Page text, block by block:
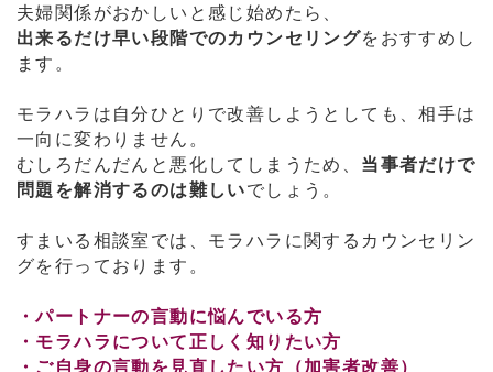
夫婦関係がおかしいと感じ始めたら、
出来るだけ早い段階でのカウンセリングをおすすめし
ます。
モラハラは自分ひとりで改善しようとしても、相手は
一向に変わりません。
むしろだんだんと悪化してしまうため、 当事者だけで
問題を解消するのは難しいでしょう。
すまいる相談室では、モラハラに関するカウンセリン
グを行っております。
・パートナーの言動に悩んでいる方
・モラハラについて正しく知りたい方
・ご自身の言動を見直したい方（加害者改善）